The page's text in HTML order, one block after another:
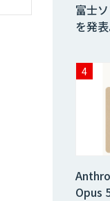
富士
を発
Opus